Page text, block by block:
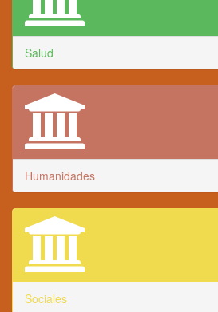
Salud
Humanidades
Sociales